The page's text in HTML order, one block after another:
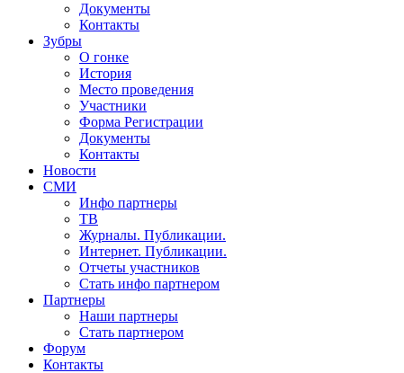
Документы
Контакты
Зубры
О гонке
История
Место проведения
Участники
Форма Регистрации
Документы
Контакты
Новости
СМИ
Инфо партнеры
ТВ
Журналы. Публикации.
Интернет. Публикации.
Отчеты участников
Стать инфо партнером
Партнеры
Наши партнеры
Стать партнером
Форум
Контакты